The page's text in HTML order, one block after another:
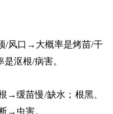
/风口→大概率是烤苗/干
是沤根/病害。
→缓苗慢/缺水；根黑、
→虫害。